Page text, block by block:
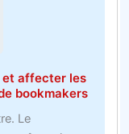
ligne
Nba
et affecter les
bookmakers
Le